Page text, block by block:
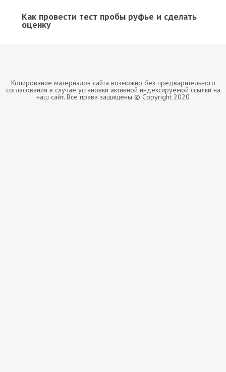
Как провести тест пробы руфье и сделать
оценку
Копирование материалов сайта возможно без предварительного
согласования в случае установки активной индексируемой ссылки на
наш сайт. Все права защищены © Copyright 2020